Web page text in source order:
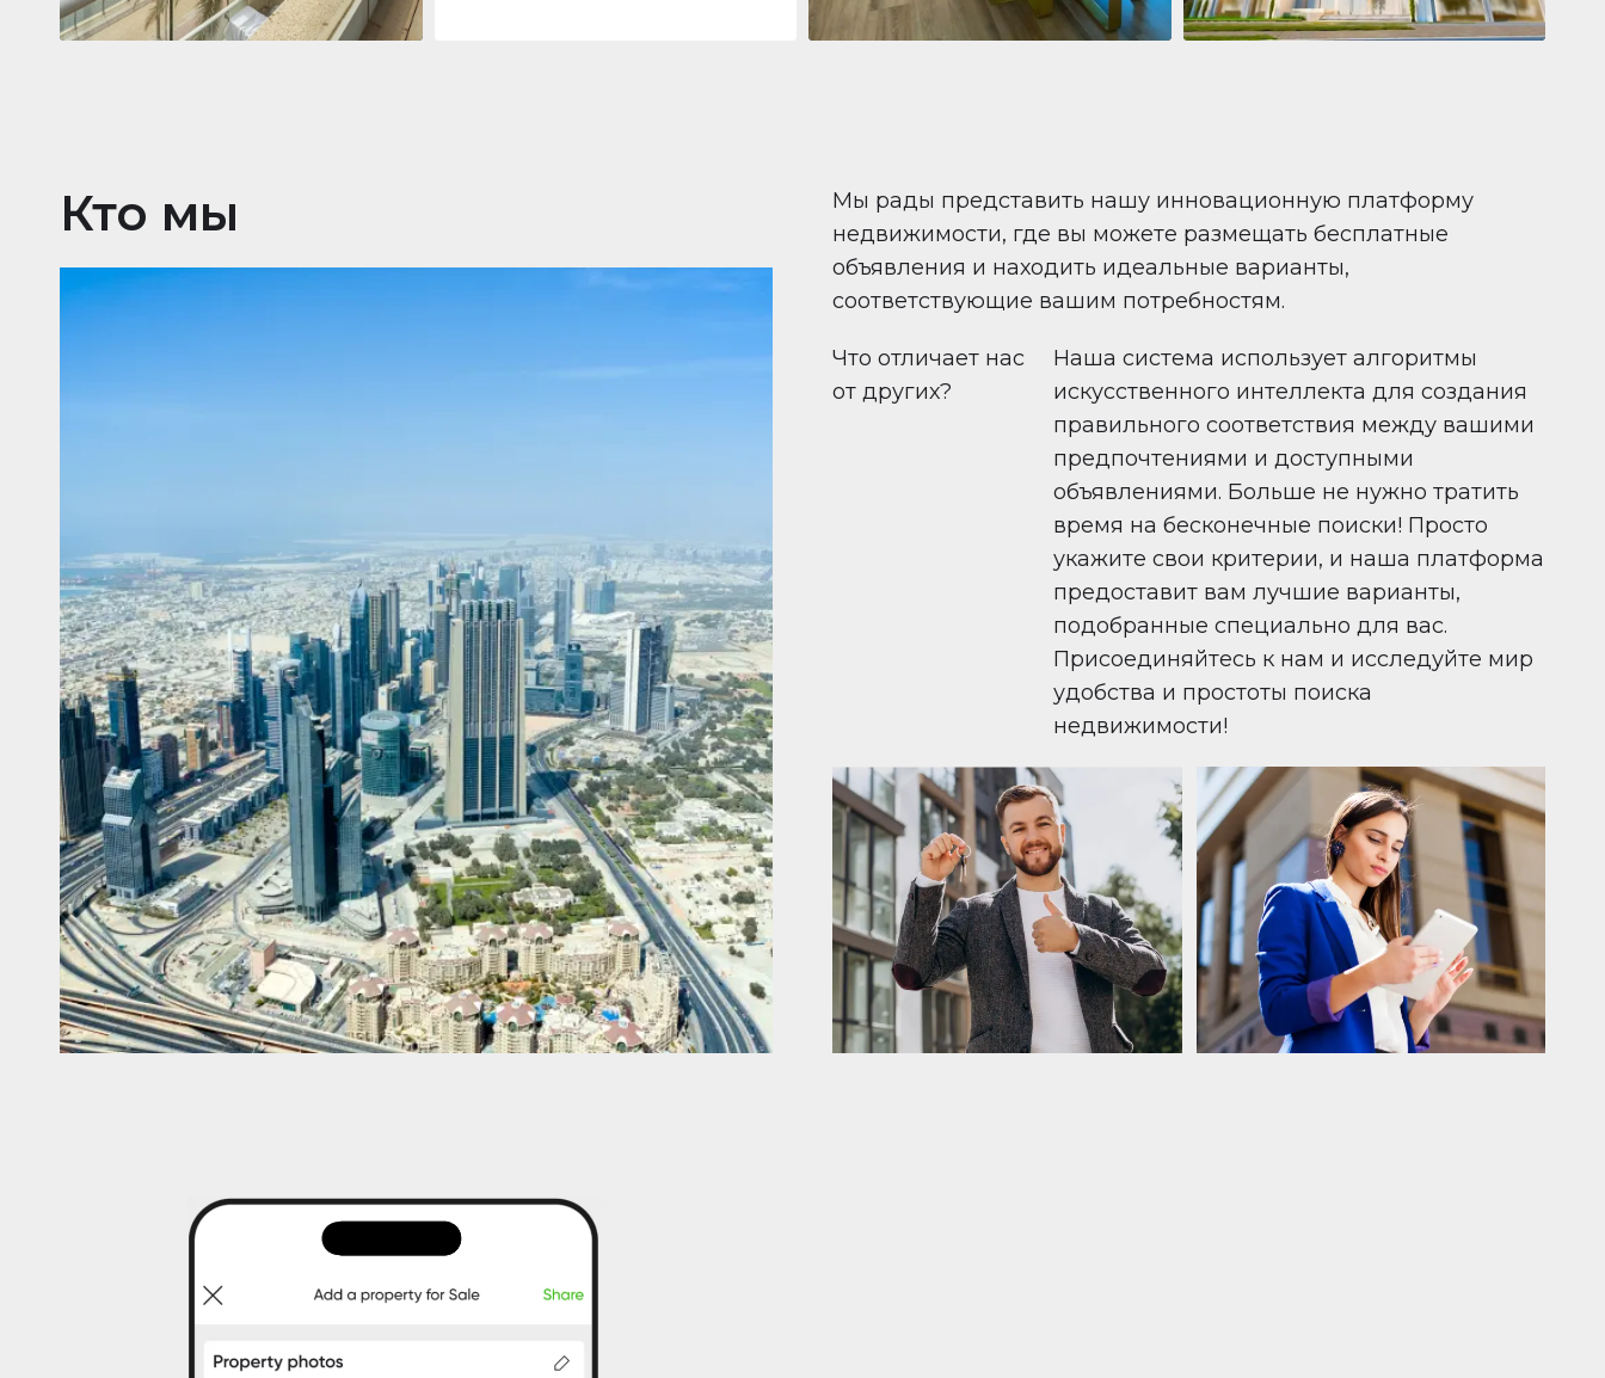
34392 m² 96 m² 1271 m²
Кто мы
Мы рады представить нашу инновационную платформу
недвижимости, где вы можете размещать бесплатные
объявления и находить идеальные варианты,
соответствующие вашим потребностям.
Что отличает нас
от других?
Наша система использует алгоритмы
искусственного интеллекта для создания
правильного соответствия между вашими
предпочтениями и доступными
объявлениями. Больше не нужно тратить
время на бесконечные поиски! Просто
укажите свои критерии, и наша платформа
предоставит вам лучшие варианты,
подобранные специально для вас.
Присоединяйтесь к нам и исследуйте мир
удобства и простоты поиска
недвижимости!